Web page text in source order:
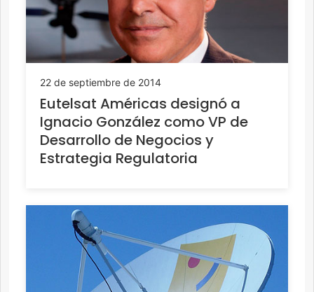
22 de septiembre de 2014
Eutelsat Américas designó a
Ignacio González como VP de
Desarrollo de Negocios y
Estrategia Regulatoria